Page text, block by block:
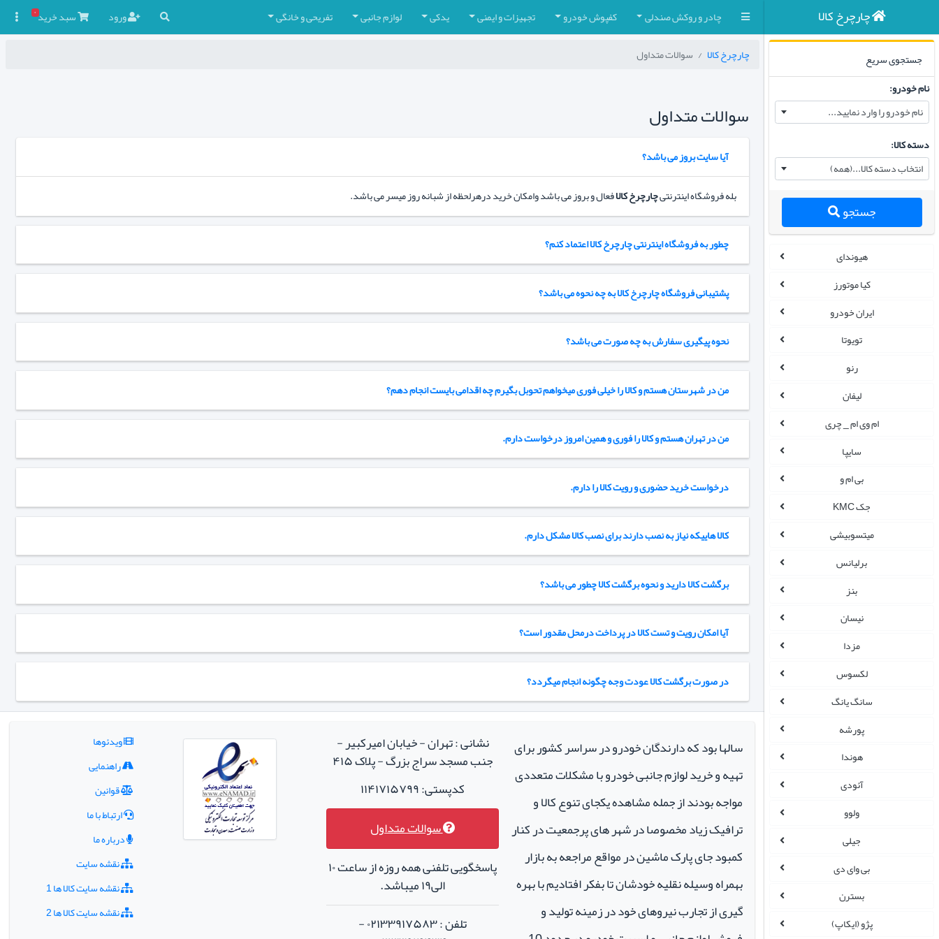
چادر و روکش صندلی کفپوش خودرو تجهیزات و ایمنی یدکی لوازم جانبی تفریحی و خانگی ورود سبدخرید۰ چارچرخ کالا
جستجوی سریع
نام خودرو:
نام خودرو را وارد نمایید...
دسته کالا:
انتخاب دسته کالا...(همه)
جستجو
هیوندای
کیا موتورز
ایران خودرو
تویوتا
رنو
لیفان
ام وی ام _ چری
سایپا
بی ام و
جک KMC
میتسوبیشی
برلیانس
بنز
نیسان
مزدا
لکسوس
سانگ یانگ
پورشه
هوندا
آئودی
ولوو
جیلی
بی وای دی
بسترن
پژو (ایکاپ)
چارچرخ کالا سوالات متداول
سوالات متداول
آیا سایت بروز می باشد؟
بله فروشگاه اینترنتیچارچرخ کالافعال و بروز می باشد وامکان خرید درهرلحظه از شبانه روز میسر می باشد.
چطور به فروشگاه اینترنتی چارچرخ کالا اعتماد کنم؟
پشتیبانی فروشگاه چارچرخ کالا به چه نحوه می باشد؟
نحوه پیگیری سفارش به چه صورت می باشد؟
من در شهرستان هستم و کالا را خیلی فوری میخواهم تحوبل بگیرم چه اقدامی بایست انجام دهم؟
من در تهران هستم و کالا را فوری و همین امروز درخواست دارم.
درخواست خرید حضوری و رویت کالا را دارم.
کالا هاییکه نیاز به نصب دارند برای نصب کالا مشکل دارم.
برگشت کالا دارید و نحوه برگشت کالا چطور می باشد؟
آیا امکان رویت و تست کالا در پرداخت درمحل مقدور است؟
در صورت برگشت کالا عودت وجه چگونه انجام میگردد؟
سالها بود که دارندگان خودرو در سراسر کشور برای
تهیه و خرید لوازم جانبی خودرو با مشکلات متعددی
مواجه بودند از جمله مشاهده یکجای تنوع کالا و
ترافیک زیاد مخصوصا در شهر های پرجمعیت در کنار
کمبود جای پارک ماشین در مواقع مراجعه به بازار
بهمراه وسیله نقلیه خودشان تا بفکر افتادیم با بهره
گیری از تجارب نیروهای خود در زمینه تولید و
نشانی : تهران - خیابان امیرکبیر -
جنب مسجد سراج بزرگ - پلاک ۴۱۵
کدپستی: ۱۱۴۱۷۱۵۷۹۹
سوالات متداول
پاسخگویی تلفنی همه روزه از ساعت ۱۰
الی۱۹ میباشد.
تلفن : ۰۲۱۳۳۹۱۷۵۸۳ -
ویدئوها
راهنمایی
قوانین
ارتباط با ما
درباره ما
نقشه سایت
نقشه سایت کالا ها 1
نقشه سایت کالا ها 2